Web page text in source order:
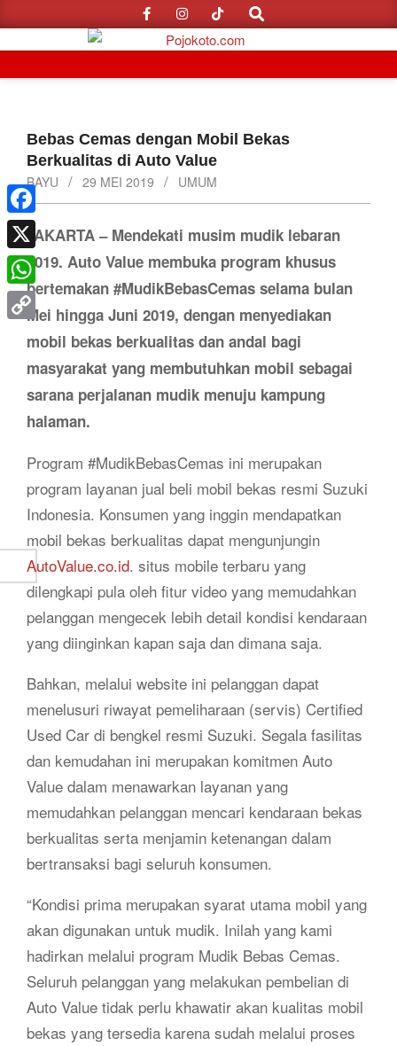
to
content
Search
MenuBebas Cemas dengan Mobil Bekas
Berkualitas di Auto Value
BAYU
29 MEI 2019 UMUM
JAKARTA – Mendekati musim mudik lebaran
2019. Auto Value membuka program khusus
bertemakan #MudikBebasCemas selama bulan
Mei hingga Juni 2019, dengan menyediakan
mobil bekas berkualitas dan andal bagi
masyarakat yang membutuhkan mobil sebagai
sarana perjalanan mudik menuju kampung
halaman.
Program #MudikBebasCemas ini merupakan
program layanan jual beli mobil bekas resmi Suzuki
Indonesia. Konsumen yang inggin mendapatkan
mobil bekas berkualitas dapat mengunjungin
AutoValue.co.id. situs mobile terbaru yang
dilengkapi pula oleh fitur video yang memudahkan
pelanggan mengecek lebih detail kondisi kendaraan
yang diinginkan kapan saja dan dimana saja.
Bahkan, melalui website ini pelanggan dapat
menelusuri riwayat pemeliharaan (servis) Certified
Used Car di bengkel resmi Suzuki. Segala fasilitas
dan kemudahan ini merupakan komitmen Auto
Value dalam menawarkan layanan yang
memudahkan pelanggan mencari kendaraan bekas
berkualitas serta menjamin ketenangan dalam
bertransaksi bagi seluruh konsumen.
“Kondisi prima merupakan syarat utama mobil yang
akan digunakan untuk mudik. Inilah yang kami
hadirkan melalui program Mudik Bebas Cemas.
Seluruh pelanggan yang melakukan pembelian di
Auto Value tidak perlu khawatir akan kualitas mobil
bekas yang tersedia karena sudah melalui proses
Facebook
X
WhatsApp
Link